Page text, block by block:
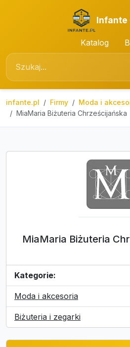
Infante
Katalog
infante.pl Firmy Moda i
MiaMaria Biżuteria Chrześcijańska
MiaMaria Biżuteria
Kategorie:
Moda i akcesoria
Biżuteria i zegarki